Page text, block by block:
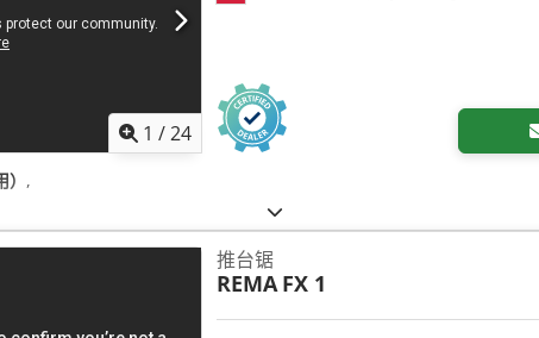
1 /24
,
推台锯
REMA FX 1